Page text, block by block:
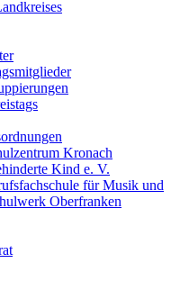
Kronach
Kind e. V.
für Musik und
Oberfranken